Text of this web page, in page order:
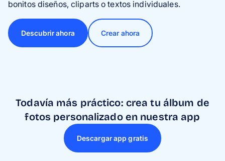
bonitos diseños, cliparts o textos individuales.
Descubrir ahora Crear ahora
Todavía más práctico: crea tu álbum de
fotos personalizado en nuestra app
Descargar app gratis